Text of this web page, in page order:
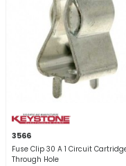
3566
Fuse Clip 30 A 1 Circuit
Through Hole